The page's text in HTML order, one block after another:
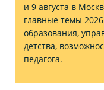
и 9 августа в
главные темы
образования,
детства,
педагога.